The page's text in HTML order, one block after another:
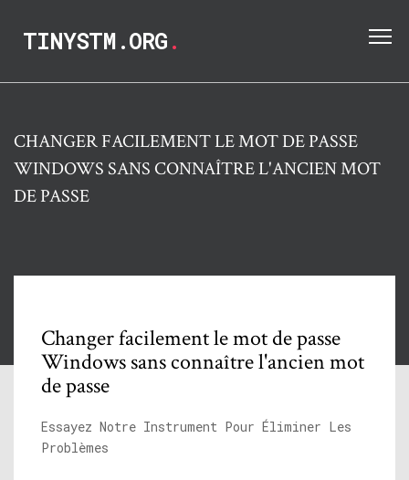
TINYSTM.ORG.
CHANGER FACILEMENT LE MOT DE PASSE
WINDOWS SANS CONNAÎTRE L'ANCIEN MOT
DE PASSE
Changer facilement le mot de passe
Windows sans connaître l'ancien mot
de passe
Essayez Notre Instrument Pour Éliminer Les
Problèmes